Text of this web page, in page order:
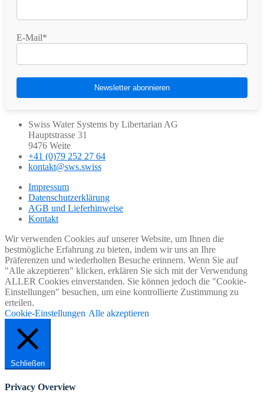
E-Mail*
Swiss Water Systems by Libertarian AG
Hauptstrasse 31
9476 Weite
+41 (0)79 252 27 64
kontakt@sws.swiss
Impressum
Datenschutzerklärung
AGB und Lieferhinweise
Kontakt
Wir verwenden Cookies auf unserer Website, um Ihnen die
bestmögliche Erfahrung zu bieten, indem wir uns an Ihre
Präferenzen und wiederholten Besuche erinnern. Wenn Sie auf
"Alle akzeptieren" klicken, erklären Sie sich mit der Verwendung
ALLER Cookies einverstanden. Sie können jedoch die "Cookie-
Einstellungen" besuchen, um eine kontrollierte Zustimmung zu
erteilen.
Cookie-Einstellungen Alle akzeptieren
Schließen
Privacy Overview